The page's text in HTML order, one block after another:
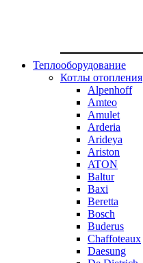
Теплооборудование
Котлы отопления
Alpenhoff
Amteo
Amulet
Arderia
Arideya
Ariston
ATON
Baltur
Baxi
Beretta
Bosch
Buderus
Chaffoteaux
Daesung